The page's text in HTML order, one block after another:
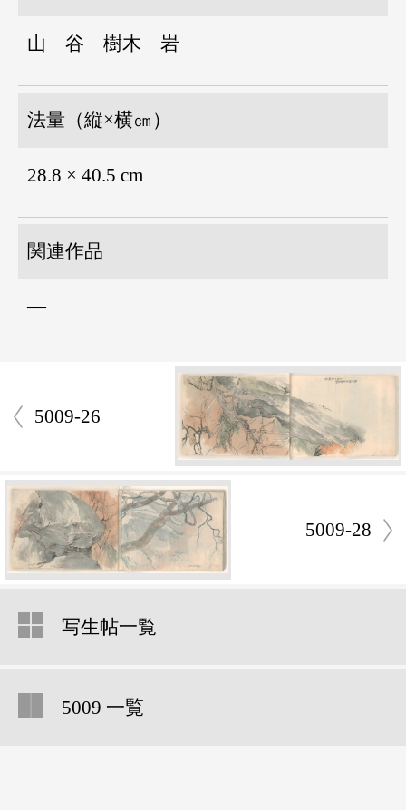
山 谷 樹木 岩
法量（縦×横㎝）
28.8 × 40.5 cm
関連作品
―
5009-26
写生帖一覧
5009 一覧
5009-28